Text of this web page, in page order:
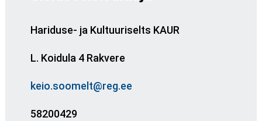
Hariduse- ja Kultuuriselts KAUR
L. Koidula 4 Rakvere
keio.soomelt@reg.ee
58200429